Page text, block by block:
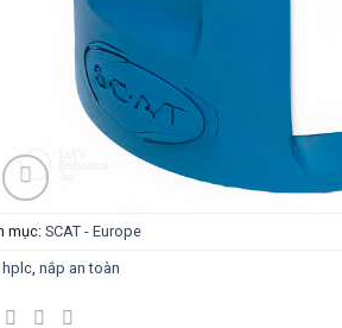
mục:SCAT - Europe
hplc nắp an toàn